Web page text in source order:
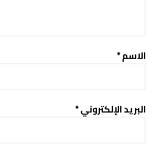
الاسم*
البريد الإلكتروني*